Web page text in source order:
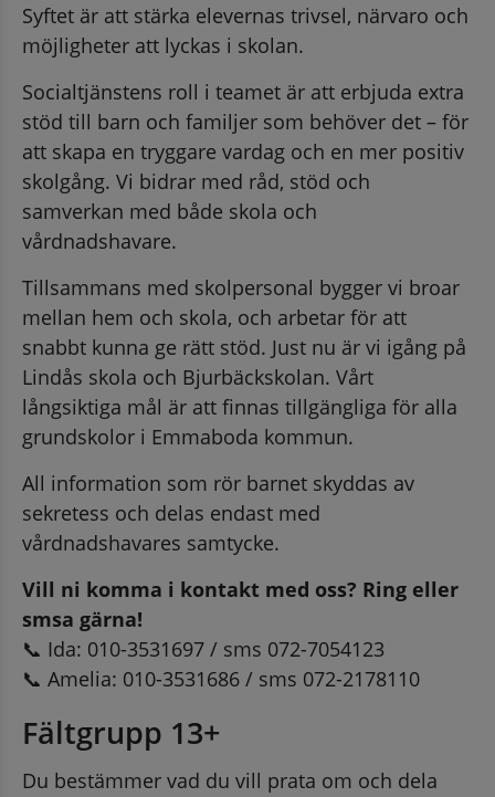
Syftet är att stärka elevernas trivsel, närvaro och
möjligheter att lyckas i skolan.
Socialtjänstens roll i teamet är att erbjuda extra
stöd till barn och familjer som behöver det – för
att skapa en tryggare vardag och en mer positiv
skolgång. Vi bidrar med råd, stöd och
samverkan med både skola och
vårdnadshavare.
Tillsammans med skolpersonal bygger vi broar
mellan hem och skola, och arbetar för att
snabbt kunna ge rätt stöd. Just nu är vi igång på
Lindås skola och Bjurbäckskolan. Vårt
långsiktiga mål är att finnas tillgängliga för alla
grundskolor i Emmaboda kommun.
All information som rör barnet skyddas av
sekretess och delas endast med
vårdnadshavares samtycke.
Vill ni komma i kontakt med oss? Ring eller
smsa gärna!
📞 Ida: 010-3531697 / sms 072-7054123
📞 Amelia: 010-3531686 / sms 072-2178110
Fältgrupp 13+
Du bestämmer vad du vill prata om och dela